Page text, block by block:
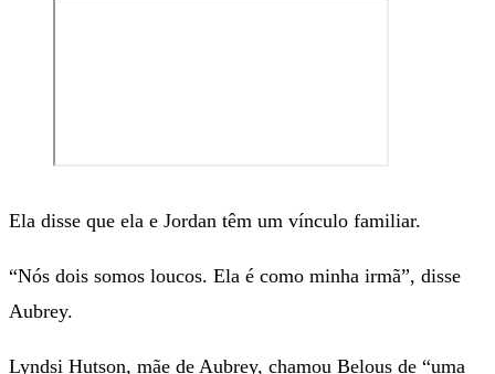
Ela disse que ela e Jordan têm um vínculo familiar.
“Nós dois somos loucos. Ela é como minha irmã”, disse
Aubrey.
Lyndsi Hutson, mãe de Aubrey, chamou Belous de “uma